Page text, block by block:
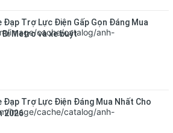
Đạp Trợ Lực Điện Gấp Gọn Đáng Mua
Đi Metro và xe buýt
Đạp Trợ Lực Điện Đáng Mua Nhất Cho
2026